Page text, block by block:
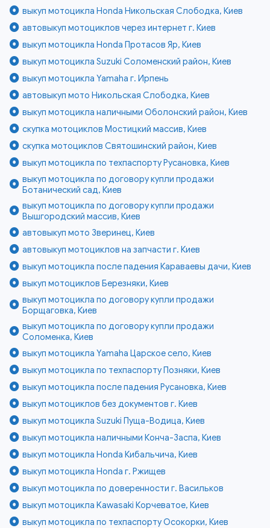
выкуп мотоцикла Honda Никольская Слободка, Киев
автовыкуп мотоциклов через интернет г. Киев
выкуп мотоцикла Honda Протасов Яр, Киев
выкуп мотоцикла Suzuki Соломенский район, Киев
выкуп мотоцикла Yamaha г. Ирпень
автовыкуп мото Никольская Слободка, Киев
выкуп мотоцикла наличными Оболонский район, Киев
скупка мотоциклов Мостицкий массив, Киев
скупка мотоциклов Святошинский район, Киев
выкуп мотоцикла по техпаспорту Русановка, Киев
выкуп мотоцикла по договору купли продажи
Ботанический сад, Киев
выкуп мотоцикла по договору купли продажи
Вышгородский массив, Киев
автовыкуп мото Зверинец, Киев
автовыкуп мотоциклов на запчасти г. Киев
выкуп мотоцикла после падения Караваевы дачи, Киев
выкуп мотоциклов Березняки, Киев
выкуп мотоцикла по договору купли продажи
Борщаговка, Киев
выкуп мотоцикла по договору купли продажи
Соломенка, Киев
выкуп мотоцикла Yamaha Царское село, Киев
выкуп мотоцикла по техпаспорту Позняки, Киев
выкуп мотоцикла после падения Русановка, Киев
выкуп мотоциклов без документов г. Киев
выкуп мотоцикла Suzuki Пуща-Водица, Киев
выкуп мотоцикла наличными Конча-Заспа, Киев
выкуп мотоцикла Honda Кибальчича, Киев
выкуп мотоцикла Honda г. Ржищев
выкуп мотоцикла по доверенности г. Васильков
выкуп мотоцикла Kawasaki Корчеватое, Киев
выкуп мотоцикла по техпаспорту Осокорки, Киев